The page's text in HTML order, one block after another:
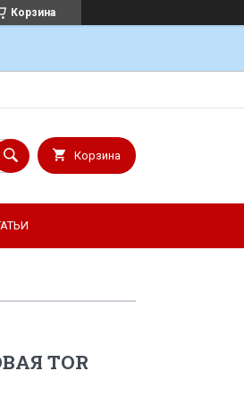
Корзина
Корзина
TOR